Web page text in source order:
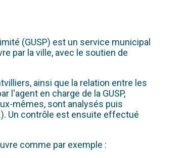
(GUSP) est un service municipal
par la ville, avec le soutien de
ainsi que la relation entre les
l'agent en charge de la GUSP,
mêmes, sont analysés puis
Un contrôle est ensuite effectué
comme par exemple :